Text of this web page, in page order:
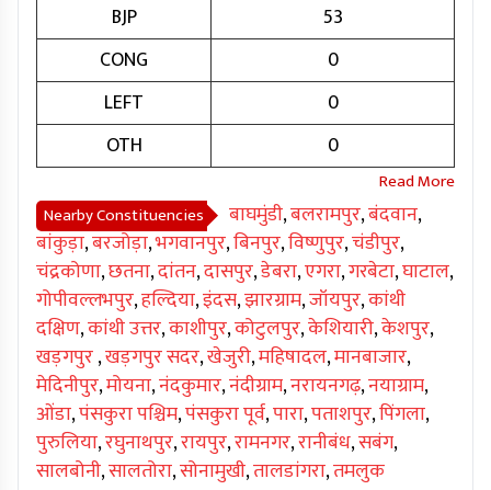
BJP
53
CONG
0
LEFT
0
OTH
0
Nearby Constituencies बाघमुंडी,बलरामपुर,बंदवान,
बांकुड़ा,बरजोड़ा,भगवानपुर,बिनपुर,विष्णुपुर,चंडीपुर,
चंद्रकोणा,छतना,दांतन,दासपुर,डेबरा,एगरा,गरबेटा,घाटाल,
गोपीवल्लभपुर,हल्दिया,इंदस,झारग्राम,जॉयपुर,कांथी
दक्षिण,कांथी उत्तर,काशीपुर,कोटुलपुर,केशियारी,केशपुर,
खड़गपुर,खड़गपुर सदर,खेजुरी,महिषादल,मानबाजार,
मेदिनीपुर,मोयना,नंदकुमार,नंदीग्राम,नरायनगढ़,नयाग्राम,
ओंडा,पंसकुरा पश्चिम,पंसकुरा पूर्व,पारा,पताशपुर,पिंगला,
पुरुलिया,रघुनाथपुर,रायपुर,रामनगर,रानीबंध,सबंग,
सालबोनी,सालतोरा,सोनामुखी,तालडांगरा,तमलुक